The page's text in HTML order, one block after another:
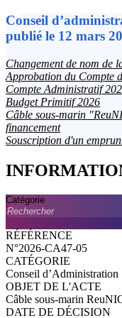
Conseil
publié le 12 mars
Changement de nom de
Approbation du Compte
Compte Administratif
Budget Primitif 2026
Câble sous-marin
financement
Souscription d'un
Catégorie
Rechercher
N°2026-CA47-05
Conseil d’Administration
Câble sous-marin